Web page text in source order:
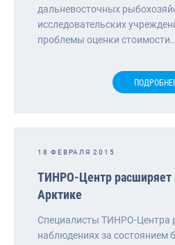
дальневосточных
исследовательских
проблемы оценки стоимости…
18 ФЕВРАЛЯ 2015
ТИНРО-Центр расширяет
Арктике
Специалисты ТИНРО-Центра
наблюдениях за состоянием